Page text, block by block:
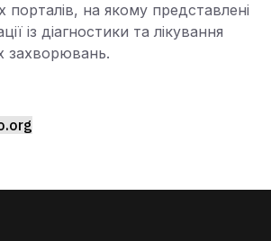
на якому представлені
із діагностики та лікування
захворювань.